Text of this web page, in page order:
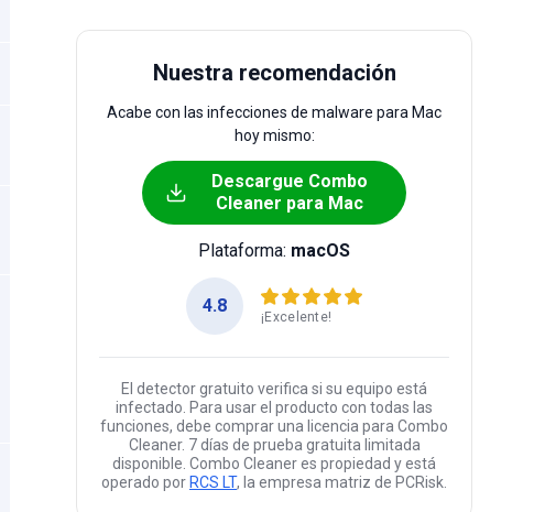
Nuestra recomendación
Acabe con las infecciones de malware para Mac
hoy mismo:
Descargue Combo
Cleaner para Mac
Plataforma: macOS
4.8
¡Excelente!
El detector gratuito verifica si su equipo está
infectado. Para usar el producto con todas las
funciones, debe comprar una licencia para Combo
Cleaner. 7 días de prueba gratuita limitada
disponible. Combo Cleaner es propiedad y está
operado por RCS LT, la empresa matriz de PCRisk.